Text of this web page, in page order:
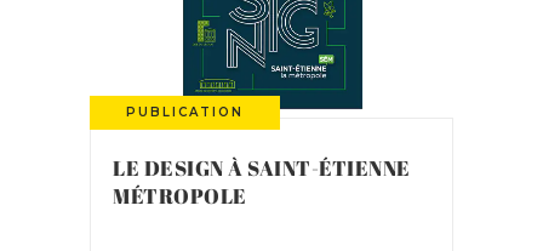
PUBLICATION
LE DESIGN À SAINT-ÉTIENNE
MÉTROPOLE